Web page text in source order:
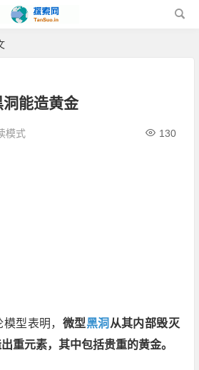
能造黄金
130
模式
型表明， 微型黑洞 从其内部毁灭
重元素，其中包括贵重的黄金。